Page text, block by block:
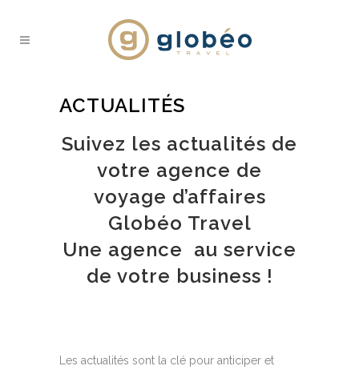
ACTUALITÉS
Suivez les actualités de
votre agence de
voyage d’affaires
Globéo Travel
Une agence au service
de votre business !
Les actualités sont la clé pour anticiper et